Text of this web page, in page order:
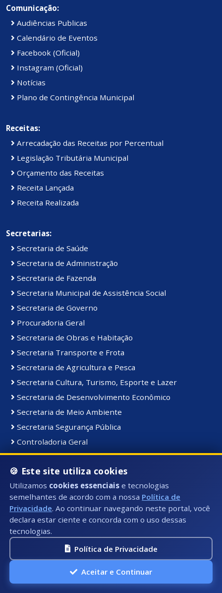
Comunicação:
Audiências Publicas
Calendário de Eventos
Facebook (Oficial)
Instagram (Oficial)
Notícias
Plano de Contingência Municipal
Receitas:
Arrecadação das Receitas por Percentual
Legislação Tributária Municipal
Orçamento das Receitas
Receita Lançada
Receita Realizada
Secretarias:
Secretaria de Saúde
Secretaria de Administração
Secretaria de Fazenda
Secretaria Municipal de Assistência Social
Secretaria de Governo
Procuradoria Geral
Secretaria de Obras e Habitação
Secretaria Transporte e Frota
Secretaria de Agricultura e Pesca
Secretaria Cultura, Turismo, Esporte e Lazer
Secretaria de Desenvolvimento Econômico
Secretaria de Meio Ambiente
Secretaria Segurança Pública
Controladoria Geral
Coordenadoria de Comunicação Institucional
Secretaria de Serviços Públicos
Secretaria de Educação
Gabinete do Prefeito
Materiais e Bens:
Bens Consolidados
Bens Imóveis
Bens Intangiveis
🍪 Este site utiliza cookies
Utilizamos cookies essenciais e tecnologias
semelhantes de acordo com a nossa Política de
Privacidade. Ao continuar navegando neste portal, você
declara estar ciente e concorda com o uso dessas
tecnologias.
Política de Privacidade
Aceitar e Continuar